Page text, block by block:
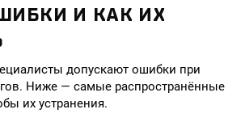
И КАК ИХ
допускают ошибки при
Ниже — самые распространённые
их устранения.